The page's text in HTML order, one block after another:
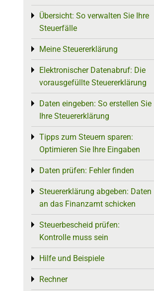
Übersicht: So verwalten Sie Ihre
Steuerfälle
Toggle menu
Meine Steuererklärung
Toggle menu
Elektronischer Datenabruf: Die
vorausgefüllte Steuererklärung
Toggle menu
Daten eingeben: So erstellen Sie
Ihre Steuererklärung
Toggle menu
Tipps zum Steuern sparen:
Optimieren Sie Ihre Eingaben
Toggle menu
Daten prüfen: Fehler finden
Toggle menu
Steuererklärung abgeben: Daten
an das Finanzamt schicken
Toggle menu
Steuerbescheid prüfen:
Kontrolle muss sein
Toggle menu
Hilfe und Beispiele
Toggle menu
Rechner
Toggle menu